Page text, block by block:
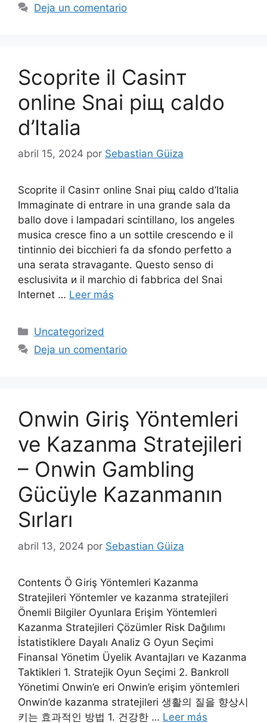
Deja un comentario
Scoprite il Casinт
online Snai piщ caldo
d’Italia
abril 15, 2024 por Sebastian Güiza
Scoprite il Casinт online Snai piщ caldo d’Italia
Immaginate di entrare in una grande sala da
ballo dove i lampadari scintillano, los angeles
musica cresce fino a un sottile crescendo e il
tintinnio dei bicchieri fa da sfondo perfetto a
una serata stravagante. Questo senso di
esclusivitа и il marchio di fabbrica del Snai
Internet … Leer más
Uncategorized
Deja un comentario
Onwin Giriş Yöntemleri
ve Kazanma Stratejileri
– Onwin Gambling
Gücüyle Kazanmanın
Sırları
abril 13, 2024 por Sebastian Güiza
Contents Ö Giriş Yöntemleri Kazanma
Stratejileri Yöntemler ve kazanma stratejileri
Önemli Bilgiler Oyunlara Erişim Yöntemleri
Kazanma Stratejileri Çözümler Risk Dağılımı
İstatistiklere Dayalı Analiz G Oyun Seçimi
Finansal Yönetim Üyelik Avantajları ve Kazanma
Taktikleri 1. Stratejik Oyun Seçimi 2. Bankroll
Yönetimi Onwin’e eri Onwin’e erişim yöntemleri
Onwin’de kazanma stratejileri 생활의 질을 향상시
키는 효과적인 방법 1. 건강한 … Leer más